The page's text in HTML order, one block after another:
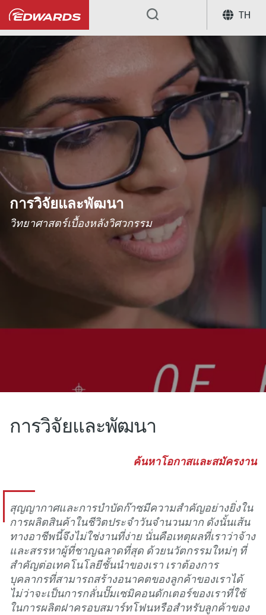
TH
...
การวิจัยและพัฒนา
วิทยาศาสตร์เบื้องหลังวิศวกรรม
การวิจัยและพัฒนา
ค้นหาโอกาสและสมัครงาน
สุญญากาศและการบําบัดก๊าซมีความสําคัญอย่างยิ่งใน
การผลิตสินค้าในชีวิตประจําวันจํานวนมาก ดังนั้นเส้น
ทางอาชีพนี้จึงไม่ใช่งานที่ง่าย นั่นคือเหตุผลที่เราว่าจ้าง
และสรรหาผู้ที่ชาญฉลาดที่สุด ด้วยนวัตกรรมใหม่ๆ ที่
สําคัญต่อเทคโนโลยีชั้นนําของเรา เราต้องการ
บุคลากรที่สามารถสร้างอนาคตของลูกค้าของเราได้
ไม่ว่าจะเป็นการกลั่นปั๊มเซมิคอนดักเตอร์ของเราที่ใช้
ในการผลิตฝาครอบสมาร์ทโฟนหรือสําหรับลูกค้าของ